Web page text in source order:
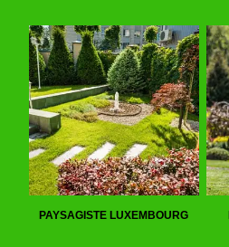
PAYSAGISTE LUXEMBOURG